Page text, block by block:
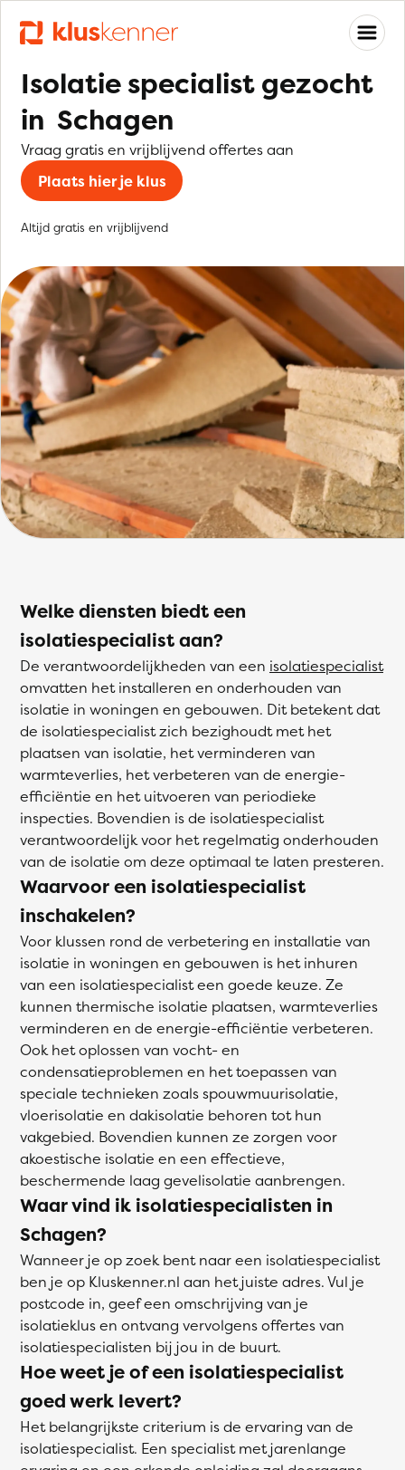
Isolatie specialist gezocht
in Schagen
Vraag gratis en vrijblijvend offertes aan
Plaats hier je klus
Altijd gratis en vrijblijvend
Welke diensten biedt een
isolatiespecialist aan?
De verantwoordelijkheden van een isolatiespecialist
omvatten het installeren en onderhouden van
isolatie in woningen en gebouwen. Dit betekent dat
de isolatiespecialist zich bezighoudt met het
plaatsen van isolatie, het verminderen van
warmteverlies, het verbeteren van de energie-
efficiëntie en het uitvoeren van periodieke
inspecties. Bovendien is de isolatiespecialist
verantwoordelijk voor het regelmatig onderhouden
van de isolatie om deze optimaal te laten presteren.
Waarvoor een isolatiespecialist
inschakelen?
Voor klussen rond de verbetering en installatie van
isolatie in woningen en gebouwen is het inhuren
van een isolatiespecialist een goede keuze. Ze
kunnen thermische isolatie plaatsen, warmteverlies
verminderen en de energie-efficiëntie verbeteren.
Ook het oplossen van vocht- en
condensatieproblemen en het toepassen van
speciale technieken zoals spouwmuurisolatie,
vloerisolatie en dakisolatie behoren tot hun
vakgebied. Bovendien kunnen ze zorgen voor
akoestische isolatie en een effectieve,
beschermende laag gevelisolatie aanbrengen.
Waar vind ik isolatiespecialisten in
Schagen?
Wanneer je op zoek bent naar een isolatiespecialist
ben je op Kluskenner.nl aan het juiste adres. Vul je
postcode in, geef een omschrijving van je
isolatieklus en ontvang vervolgens offertes van
isolatiespecialisten bij jou in de buurt.
Hoe weet je of een isolatiespecialist
goed werk levert?
Het belangrijkste criterium is de ervaring van de
isolatiespecialist. Een specialist met jarenlange